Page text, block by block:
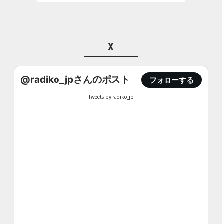
X
@radiko_jpさんのポスト フォローする
Tweets by radiko_jp